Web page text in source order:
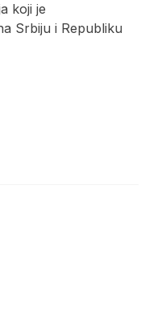
koji je
Srbiju i Republiku